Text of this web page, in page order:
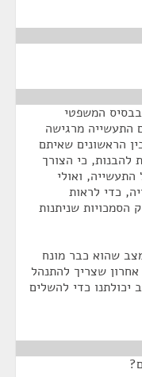
המשפטי
התעשייה מרגישה
הראשונים שאיתם
להבנות, כי הצורך
ואולי
כדי לראות
שניתנות
שהוא כבר מונח
שצריך להתנהל
כדי להשלים